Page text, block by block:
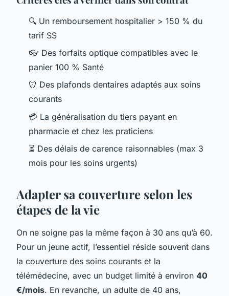
🔍 Un remboursement hospitalier > 150 % du
tarif SS
👓 Des forfaits optique compatibles avec le
panier 100 % Santé
🦷 Des plafonds dentaires adaptés aux soins
courants
💳 La généralisation du tiers payant en
pharmacie et chez les praticiens
⏳ Des délais de carence raisonnables (max 3
mois pour les soins urgents)
Adapter sa couverture selon les
étapes de la vie
On ne soigne pas la même façon à 30 ans qu’à 60.
Pour un jeune actif, l’essentiel réside souvent dans
la couverture des soins courants et la
télémédecine, avec un budget limité à environ 40
€/mois. En revanche, un adulte de 40 ans,